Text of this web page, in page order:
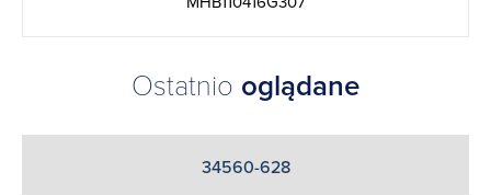
Ostatnio oglądane
34560-628